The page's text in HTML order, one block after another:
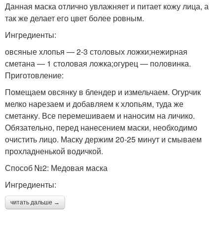
Данная маска отлично увлажняет и питает кожу лица, а
так же делает его цвет более ровным.
Ингредиенты:
овсяные хлопья — 2-3 столовых ложки;нежирная
сметана — 1 столовая ложка;огурец — половинка.
Приготовление:
Помещаем овсянку в блендер и измельчаем. Огурчик
мелко нарезаем и добавляем к хлопьям, туда же
сметанку. Все перемешиваем и наносим на личико.
Обязательно, перед нанесением маски, необходимо
очистить лицо. Маску держим 20-25 минут и смываем
прохладненькой водичкой.
Способ №2: Медовая маска
Ингредиенты:
читать дальше →